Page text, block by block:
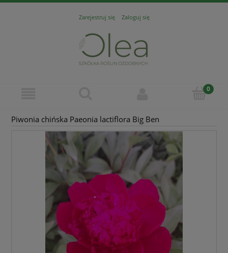
Zarejestruj się Zaloguj się
Piwonia chińska Paeonia lactiflora Big Ben